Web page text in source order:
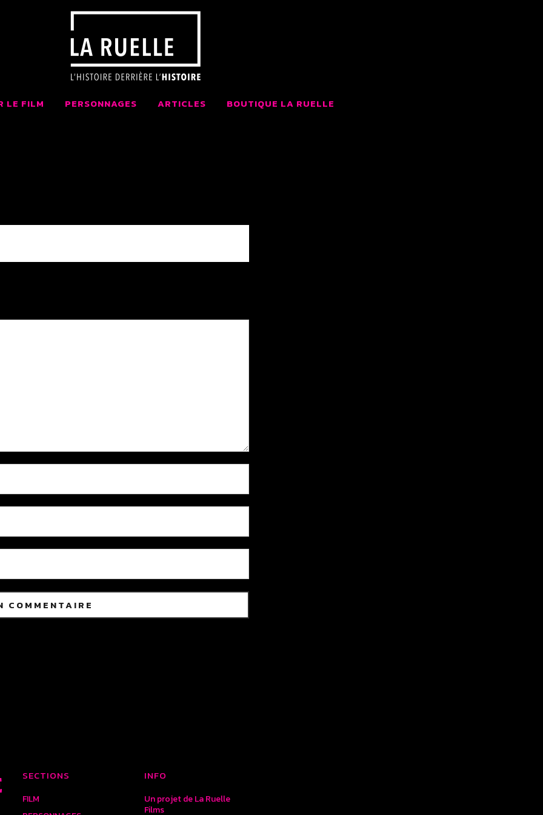
RUELLE FILMS
LE FILM PERSONNAGES ARTICLES BOUTIQUE LA RUELLE
SECTIONS
FILM
INFO
Un projet de La Ruelle
Films